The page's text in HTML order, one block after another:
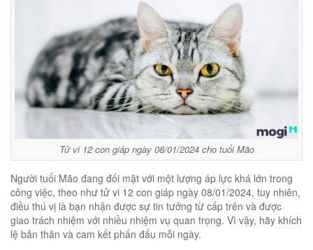
Tử vi 12 con giáp ngày 08/01/2024 cho tuổi Mão
Người tuổi Mão đang đối mặt với một lượng áp lực khá lớn trong
công việc, theo như tử vi 12 con giáp ngày 08/01/2024, tuy nhiên,
điều thú vị là bạn nhận được sự tin tưởng từ cấp trên và được
giao trách nhiệm với nhiều nhiệm vụ quan trọng. Vì vậy, hãy khích
lệ bản thân và cam kết phấn đấu mỗi ngày.